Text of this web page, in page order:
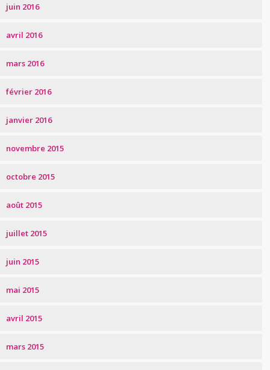
juin 2016
avril 2016
mars 2016
février 2016
janvier 2016
novembre 2015
octobre 2015
août 2015
juillet 2015
juin 2015
mai 2015
avril 2015
mars 2015